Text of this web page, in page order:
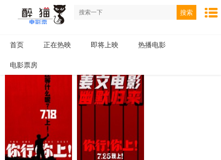
搜索
首页 正在热映 即将上映 热播电影
电影票房